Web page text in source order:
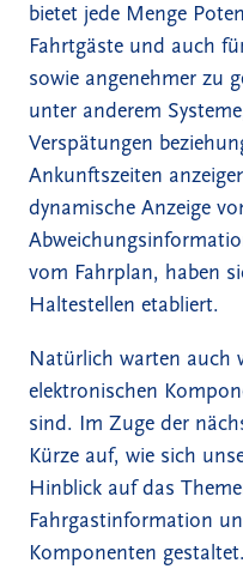
bietet jede Menge
Fahrtgäste und auch
sowie angenehmer zu
unter anderem
Verspätungen
Ankunftszeiten
dynamische Anzeige
vom Fahrplan, haben
Haltestellen etabliert.
Natürlich warten auch
elektronischen
sind. Im Zuge der
Kürze auf, wie sich
Hinblick auf das
Fahrgastinformation
Komponenten